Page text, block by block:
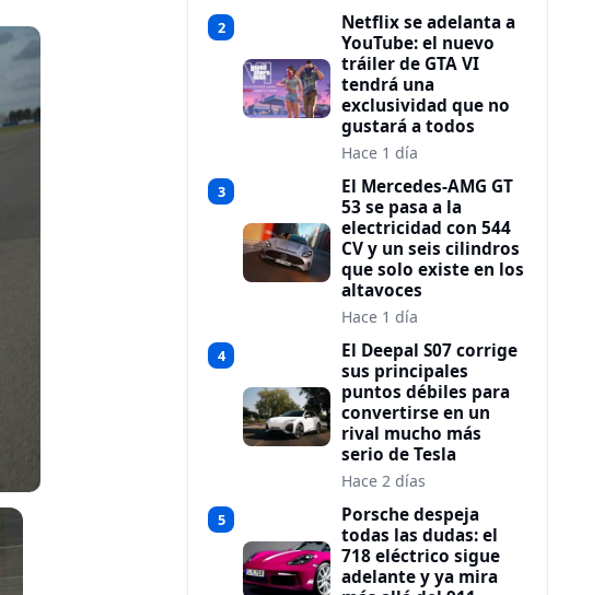
2
Netflix se adelanta a
YouTube: el nuevo
tráiler de GTA VI
tendrá una
exclusividad que no
gustará a todos
Hace 1 día
3
El Mercedes-AMG GT
53 se pasa a la
electricidad con 544
CV y un seis cilindros
que solo existe en los
altavoces
Hace 1 día
4
El Deepal S07 corrige
sus principales
puntos débiles para
convertirse en un
rival mucho más
serio de Tesla
Hace 2 días
5
Porsche despeja
todas las dudas: el
718 eléctrico sigue
adelante y ya mira